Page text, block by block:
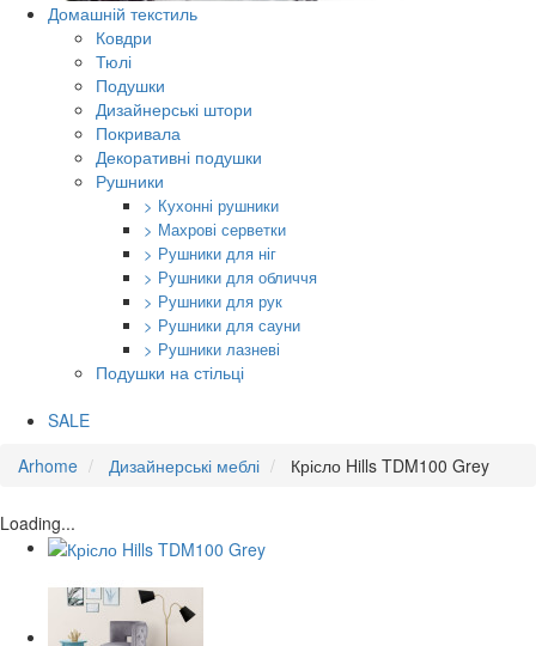
Домашній текстиль
Ковдри
Тюлі
Подушки
Дизайнерські штори
Покривала
Декоративні подушки
Рушники
> Кухонні рушники
> Махрові серветки
> Рушники для ніг
> Рушники для обличчя
> Рушники для рук
> Рушники для сауни
> Рушники лазневі
Подушки на стільці
SALE
Arhome
Дизайнерські меблі Крісло Hills TDM100 Grey
Loading...